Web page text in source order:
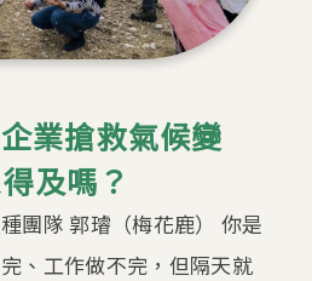
企業搶救氣候變
及嗎？
團隊 郭璿（梅花鹿） 你是
、工作做不完，但隔天就